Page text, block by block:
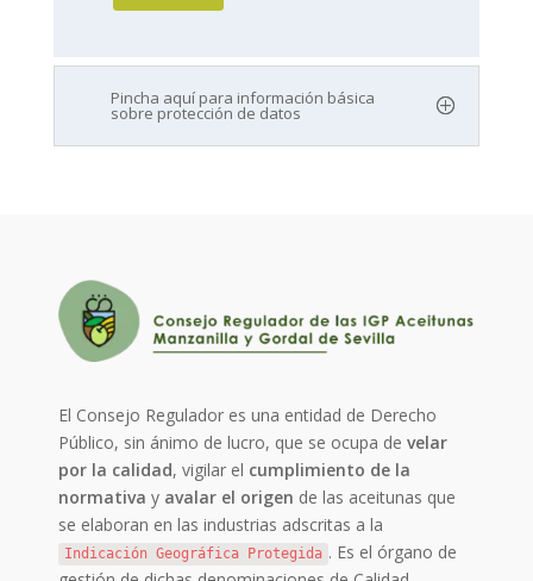
Pincha aquí para información básica
sobre protección de datos
El Consejo Regulador es una entidad de Derecho
Público, sin ánimo de lucro, que se ocupa develar
por la calidad, vigilar el cumplimiento de la
normativa y avalar el origen de las aceitunas que
se elaboran en las industrias adscritas a la
Indicación Geográfica Protegida . Es el órgano de